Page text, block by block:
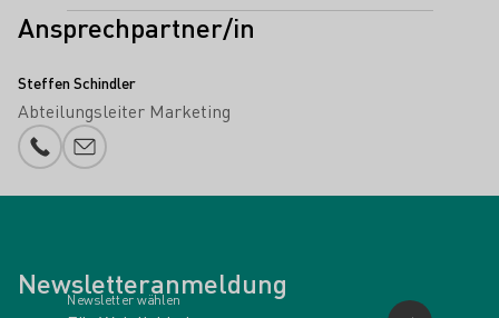
Ansprechpartner/in
Steffen Schindler
Abteilungsleiter Marketing
Telefonnummer
E-Mail-Adresse
Newsletteranmeldung
Newsletter wählen